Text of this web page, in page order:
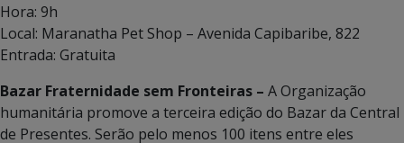
Hora: 9h
Local: Maranatha Pet Shop – Avenida Capibaribe, 822
Entrada: Gratuita
Bazar Fraternidade sem Fronteiras – A Organização
humanitária promove a terceira edição do Bazar da Central
de Presentes. Serão pelo menos 100 itens entre eles